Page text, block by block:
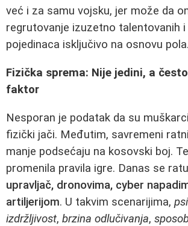
već i za samu vojsku, jer može da
regrutovanje izuzetno talentovanih i
pojedinaca isključivo na osnovu pola.
Fizička sprema: Nije jedini, a
faktor
Nesporan je podatak da su
fizički jači. Međutim, savremeni
manje podsećaju na kosovski boj.
promenila pravila igre. Danas se
upravljač, dronovima, cyber
artiljerijom. U takvim scenarijima,
izdržljivost, brzina odlučivanja,